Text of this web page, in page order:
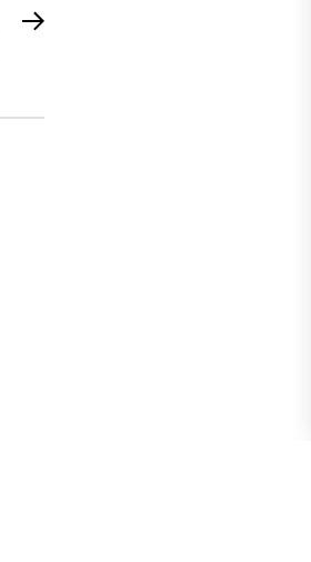
Next